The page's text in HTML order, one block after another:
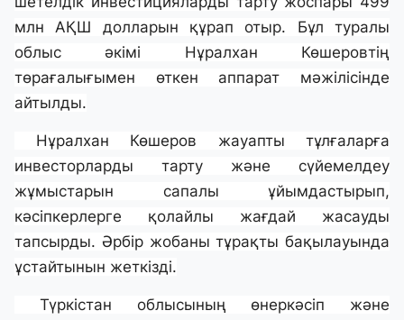
млн АҚШ долларын құрап отыр. Бұл туралы
облыс әкімі Нұралхан Көшеровтің
төрағалығымен өткен аппарат мәжілісінде
айтылды.
Нұралхан Көшеров жауапты тұлғаларға
инвесторларды тарту және сүйемелдеу
жұмыстарын сапалы ұйымдастырып,
кәсіпкерлерге қолайлы жағдай жасауды
тапсырды. Әрбір жобаны тұрақты бақылауында
ұстайтынын жеткізді.
Түркістан облысының өнеркәсіп және